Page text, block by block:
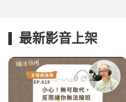
最新影音上架